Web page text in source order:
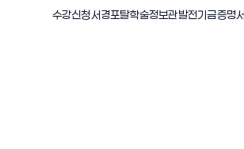
수강신청(새창 열림)
서경포탈(새창 열림)
학술정보관(새창 열림)
발전기금(새창
증명